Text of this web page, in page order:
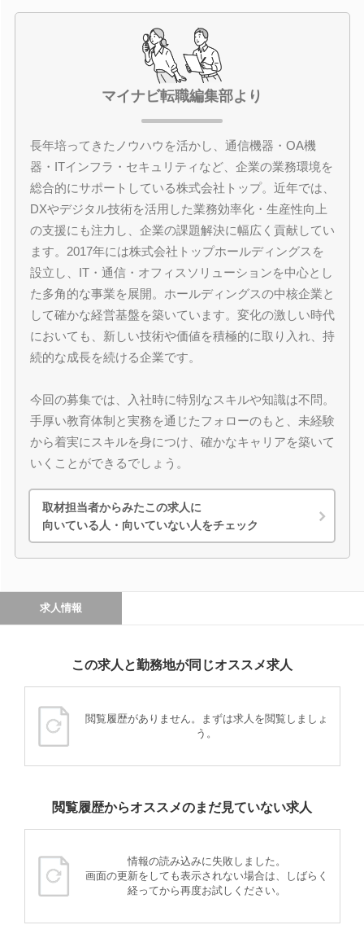
マイナビ転職編集部より
長年培ってきたノウハウを活かし、通信機器・OA機
器・ITインフラ・セキュリティなど、企業の業務環境を
総合的にサポートしている株式会社トップ。近年では、
DXやデジタル技術を活用した業務効率化・生産性向上
の支援にも注力し、企業の課題解決に幅広く貢献してい
ます。2017年には株式会社トップホールディングスを
設立し、IT・通信・オフィスソリューションを中心とし
た多角的な事業を展開。ホールディングスの中核企業と
して確かな経営基盤を築いています。変化の激しい時代
においても、新しい技術や価値を積極的に取り入れ、持
続的な成長を続ける企業です。
今回の募集では、入社時に特別なスキルや知識は不問。
手厚い教育体制と実務を通じたフォローのもと、未経験
から着実にスキルを身につけ、確かなキャリアを築いて
いくことができるでしょう。
取材担当者からみたこの求人に
向いている人・向いていない人をチェック
求人情報
この求人と勤務地が同じオススメ求人
閲覧履歴がありません。まずは求人を閲覧しましょ
う。
閲覧履歴からオススメのまだ見ていない求人
情報の読み込みに失敗しました。
画面の更新をしても表示されない場合は、しばらく
経ってから再度お試しください。